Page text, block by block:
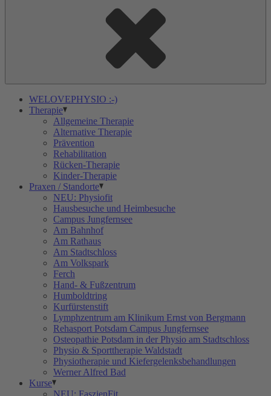
WELOVEPHYSIO :-)
Therapie
Allgemeine Therapie
Alternative Therapie
Prävention
Rehabilitation
Rücken-Therapie
Kinder-Therapie
Praxen / Standorte
NEU: Physiofit
Hausbesuche und Heimbesuche
Campus Jungfernsee
Am Bahnhof
Am Rathaus
Am Stadtschloss
Am Volkspark
Ferch
Hand- & Fußzentrum
Humboldtring
Kurfürstenstift
Lymphzentrum am Klinikum Ernst von Bergmann
Rehasport Potsdam Campus Jungfernsee
Osteopathie Potsdam in der Physio am Stadtschloss
Physio & Sporttherapie Waldstadt
Physiotherapie und Kiefergelenksbehandlungen
Werner Alfred Bad
Kurse
NEU: FaszienFit